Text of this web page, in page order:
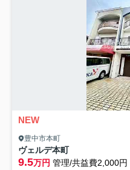
NEW
豊中市本町
ヴェルデ本町
9.5万円 管理/共益費2,000円